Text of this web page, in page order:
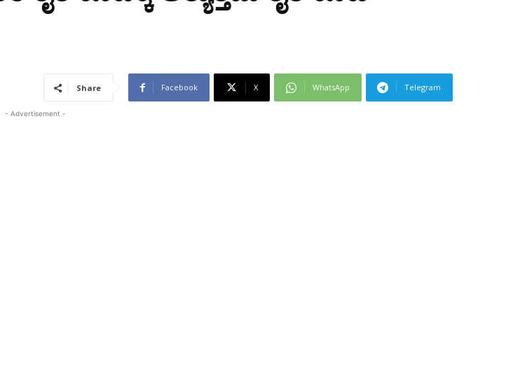
Share Facebook X WhatsApp Telegram
- Advertisement -